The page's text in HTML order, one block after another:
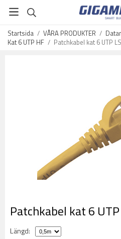
Startsida / VÅRA PRODUKTER /
Kat 6 UTP HF / Patchkabel kat 6 UTP
Patchkabel kat 6
Längd: